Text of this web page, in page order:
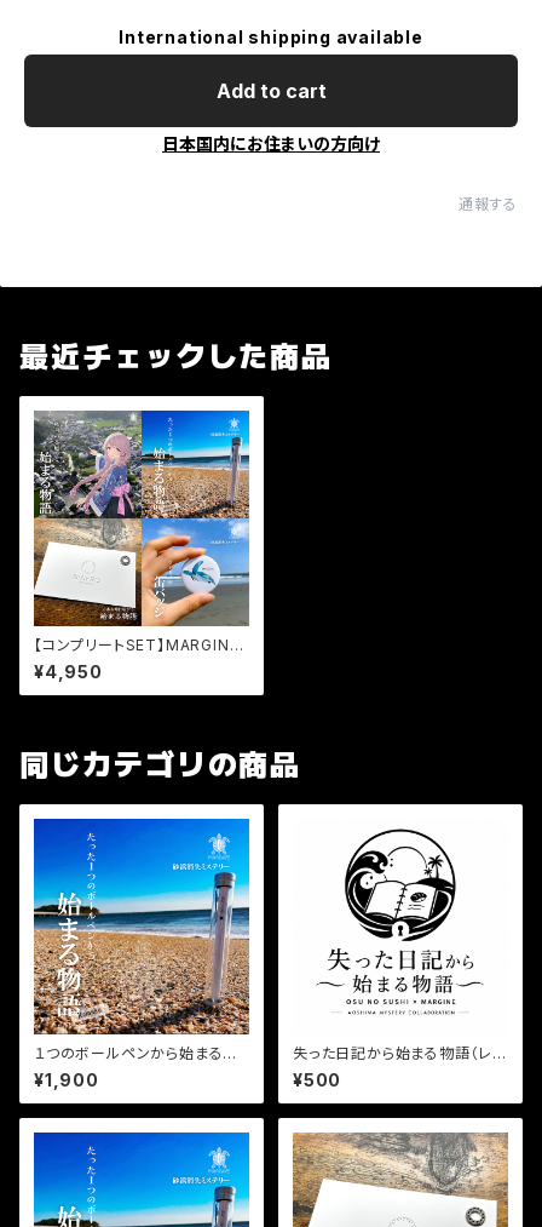
International shipping available
Add to cart
日本国内にお住まいの方向け
通報する
最近チェックした商品
【コンプリートSET】MARGINE
の３作品+缶バッジが詰まったお
得なセット
¥4,950
同じカテゴリの商品
１つのボールペンから始まる物
語 REMAKE
¥1,900
失った日記から始まる物語（レシ
ピブック）
¥500